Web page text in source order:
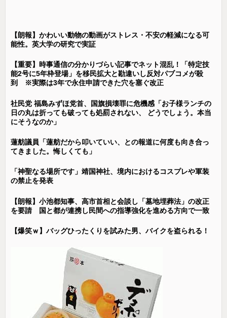
【朗報】かわいい動物の動画がストレス・不安の軽減になる可
能性。英大学の研究で実証
【重要】時事通信の分かりづらい記事でネット混乱！「特定技
能2号に5年枠登場」を移民拡大と勘違いし反対パブコメが殺
到 ※実際は3年で永住申請できた穴を塞ぐ改正
社民党 福島みずほ党首、国旗損壊罪に危機感「お子様ランチの
日の丸は折っても破っても処罰されない、 どうでしょう。本当
にそうなのか」
蓮舫議員「蓮舫だから叩いていい、との報道に何度も向き合っ
てきました。悔しくても」
「神聖なる場所です」靖国神社、境内におけるコスプレや軍装
の禁止を発表
【朗報】小池都知事、高市首相と会談し「墓地埋葬法」の改正
を要請 国と都が連携し民間への指導強化を進める方向で一致
【爆笑ｗ】バッグひったくりを試みた男、バイクを盗られる！